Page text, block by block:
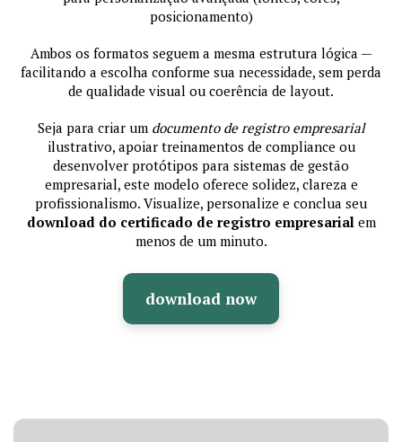
posicionamento)
Ambos os formatos seguem a mesma estrutura lógica —
facilitando a escolha conforme sua necessidade, sem perda
de qualidade visual ou coerência de layout.
Seja para criar um documento de registro empresarial
ilustrativo, apoiar treinamentos de compliance ou
desenvolver protótipos para sistemas de gestão
empresarial, este modelo oferece solidez, clareza e
profissionalismo. Visualize, personalize e conclua seu
download do certificado de registro empresarial em
menos de um minuto.
download now